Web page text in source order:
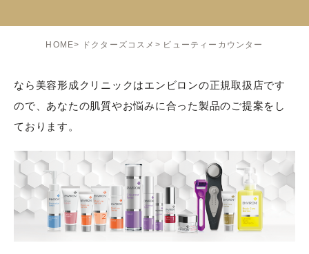
HOME ドクターズコスメ ビューティーカウンター
なら美容形成クリニックはエンビロンの正規取扱店です
ので、あなたの肌質やお悩みに合った製品のご提案をし
ております。